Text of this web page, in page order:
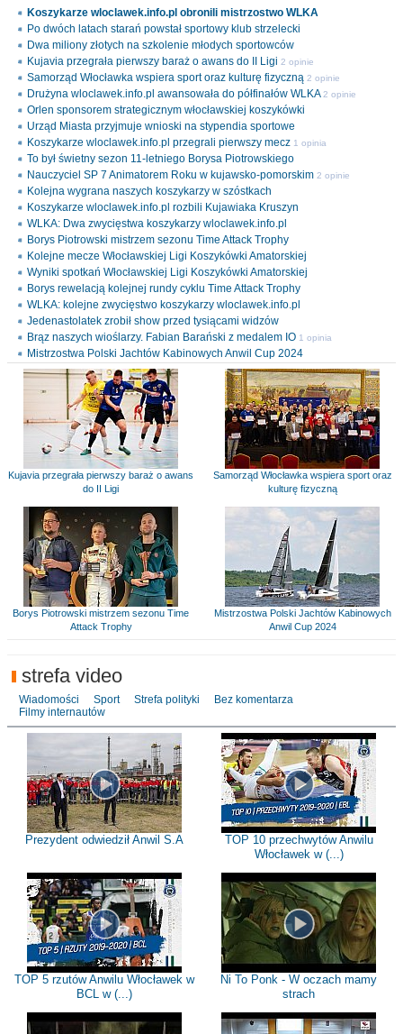
Koszykarze wloclawek.info.pl obronili mistrzostwo WLKA
Po dwóch latach starań powstał sportowy klub strzelecki
Dwa miliony złotych na szkolenie młodych sportowców
Kujavia przegrała pierwszy baraż o awans do II Ligi 2 opinie
Samorząd Włocławka wspiera sport oraz kulturę fizyczną 2 opinie
Drużyna wloclawek.info.pl awansowała do półfinałów WLKA 2 opinie
Orlen sponsorem strategicznym włocławskiej koszykówki
Urząd Miasta przyjmuje wnioski na stypendia sportowe
Koszykarze wloclawek.info.pl przegrali pierwszy mecz 1 opinia
To był świetny sezon 11-letniego Borysa Piotrowskiego
Nauczyciel SP 7 Animatorem Roku w kujawsko-pomorskim 2 opinie
Kolejna wygrana naszych koszykarzy w szóstkach
Koszykarze wloclawek.info.pl rozbili Kujawiaka Kruszyn
WLKA: Dwa zwycięstwa koszykarzy wloclawek.info.pl
Borys Piotrowski mistrzem sezonu Time Attack Trophy
Kolejne mecze Włocławskiej Ligi Koszykówki Amatorskiej
Wyniki spotkań Włocławskiej Ligi Koszykówki Amatorskiej
Borys rewelacją kolejnej rundy cyklu Time Attack Trophy
WLKA: kolejne zwycięstwo koszykarzy wloclawek.info.pl
Jedenastolatek zrobił show przed tysiącami widzów
Brąz naszych wioślarzy. Fabian Barański z medalem IO 1 opinia
Mistrzostwa Polski Jachtów Kabinowych Anwil Cup 2024
Kujavia przegrała pierwszy baraż o awans
do II Ligi
Samorząd Włocławka wspiera sport oraz
kulturę fizyczną
Borys Piotrowski mistrzem sezonu Time
Attack Trophy
Mistrzostwa Polski Jachtów Kabinowych
Anwil Cup 2024
strefa video
Wiadomości Sport Strefa polityki
Bez komentarza
Filmy internautów
Prezydent odwiedził Anwil S.A
TOP 10 przechwytów Anwilu
Włocławek w (...)
TOP 5 rzutów Anwilu Włocławek w
BCL w (...)
Ni To Ponk - W oczach mamy
strach